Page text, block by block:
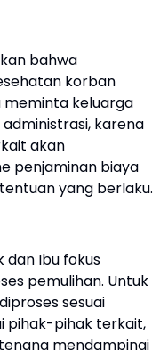
bahwa
korban
meminta keluarga
karena
akan
penjaminan biaya
yang berlaku.
dan Ibu fokus
pemulihan. Untuk
sesuai
pihak-pihak terkait,
mendampingi